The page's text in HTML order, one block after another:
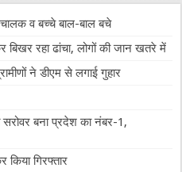
व बच्चे बाल-बाल बचे
रहा ढांचा, लोगों की जान खतरे में
ने डीएम से लगाई गुहार
बना प्रदेश का नंबर-1,
किया गिरफ्तार